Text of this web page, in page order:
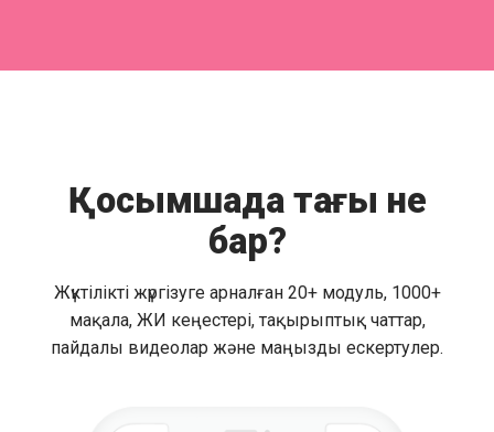
Қосымшада тағы не
бар?
Жүктілікті жүргізуге арналған 20+ модуль, 1000+
мақала, ЖИ кеңестері, тақырыптық чаттар,
пайдалы видеолар және маңызды ескертулер.